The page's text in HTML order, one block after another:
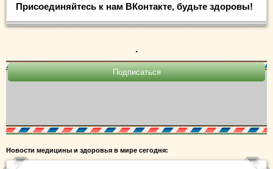
Присоединяйтесь к нам ВКонтакте, будьте здоровы!
.
Новости медицины и здоровья в мире сегодня: